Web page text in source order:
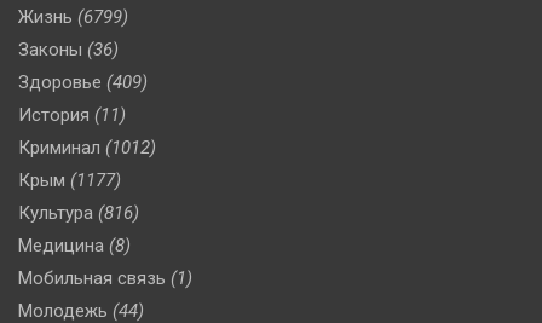
Жизнь (6799)
Законы (36)
Здоровье (409)
История (11)
Криминал (1012)
Крым (1177)
Культура (816)
Медицина (8)
Мобильная связь (1)
Молодежь (44)